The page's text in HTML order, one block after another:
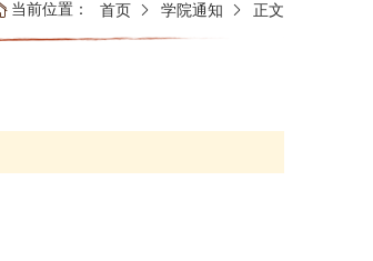
当前位置： 首页 学院通知 正文